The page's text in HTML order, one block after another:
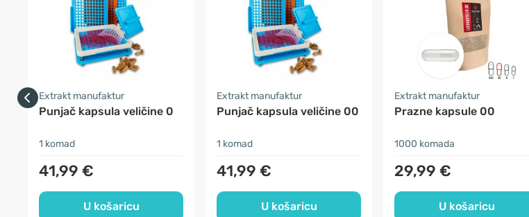
Extrakt manufaktur
Punjač kapsula veličine 0
1 komad
41,99 €
U košaricu
Extrakt manufaktur
Punjač kapsula veličine 00
1 komad
41,99 €
U košaricu
Extrakt manufaktur
Prazne kapsule 00
1000 komada
29,99 €
U košaricu